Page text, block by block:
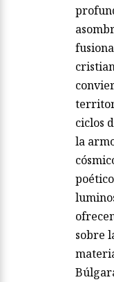
ciclos
la
sobre